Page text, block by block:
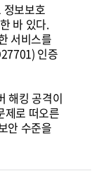
정보보호
바 있다.
서비스를
인증
해킹 공격이
제로 떠오른
안 수준을